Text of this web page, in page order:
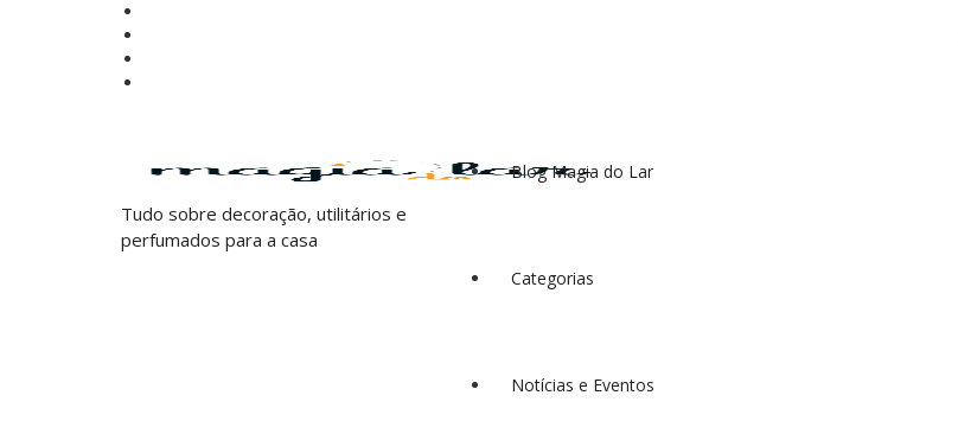
Tudo sobre decoração, utilitários e
perfumados para a casa
Blog Magia do Lar
Categorias
Notícias e Eventos